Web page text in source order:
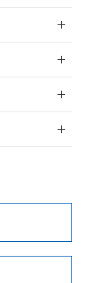
を必ずお読
KR型式
（韓国
類４
了
ま